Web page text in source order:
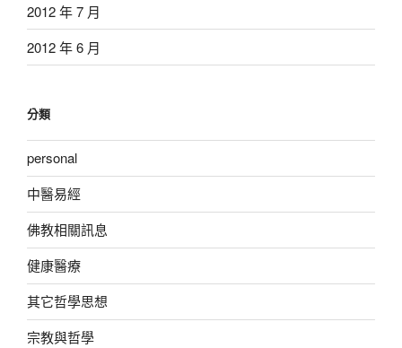
2012 年 7 月
2012 年 6 月
分類
personal
中醫易經
佛教相關訊息
健康醫療
其它哲學思想
宗教與哲學